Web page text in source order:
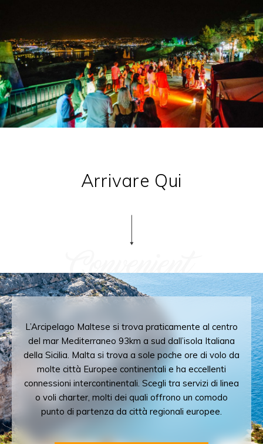
Arrivare Qui
Convenient
L’Arcipelago Maltese si trova praticamente al centro
del mar Mediterraneo 93km a sud dall’isola Italiana
della Sicilia. Malta si trova a sole poche ore di volo da
molte città Europee continentali e ha eccellenti
connessioni intercontinentali. Scegli tra servizi di linea
o voli charter, molti dei quali offrono un comodo
punto di partenza da città regionali europee.